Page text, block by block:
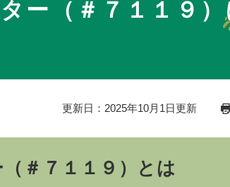
ー（＃７１１９
更新日：2025年10月1日更新
＃７１１９）とは